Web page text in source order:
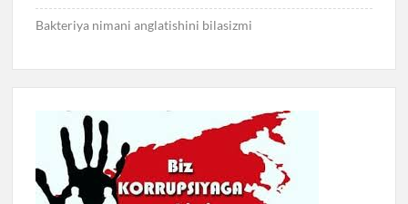
Bakteriya nimani anglatishini bilasizmi